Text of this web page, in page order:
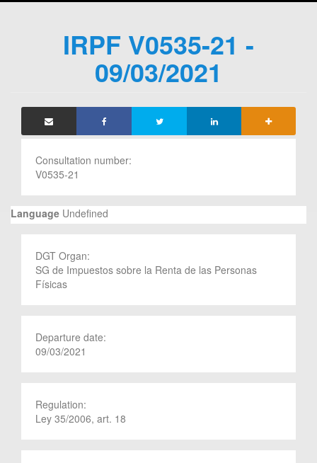
IRPF V0535-21 -
09/03/2021
Consultation number:
V0535-21
Language Undefined
DGT Organ:
SG de Impuestos sobre la Renta de las Personas
Físicas
Departure date:
09/03/2021
Regulation:
Ley 35/2006, art. 18